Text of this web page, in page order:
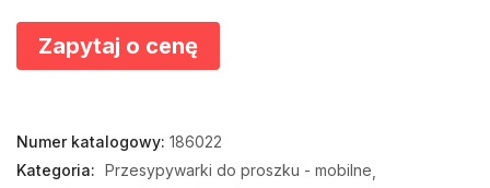
Zapytaj o cenę
Numer katalogowy: 186022
Kategoria: Przesypywarki do proszku - mobilne